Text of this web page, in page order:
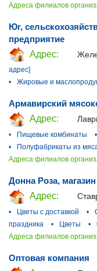
Адреса филиалов
Юг,
предприятие
Адрес:
адрес]
•
Жировые и
Армавирский
Адрес:
•
Пищевые комбинаты •
•
Полуфабрикаты из
Адреса филиалов
Донна Роза,
Адрес:
•
Цветы с доставкой •
праздника
• Цветы •
Адреса филиалов
Оптовая компания